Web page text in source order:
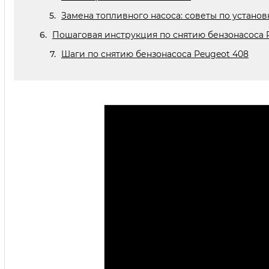
Замена топливного насоса: советы по
Пошаговая инструкция по снятию бензонасоса
Шаги по снятию бензонасоса Peugeot 408